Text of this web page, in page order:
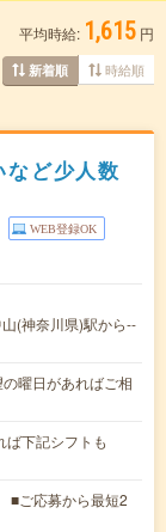
平均時給: 1,615 円
新着順 時給順
など少人数
WEB登録OK
(神奈川県)駅から--
曜日があればご相
下記シフトも
■ご応募から最短2